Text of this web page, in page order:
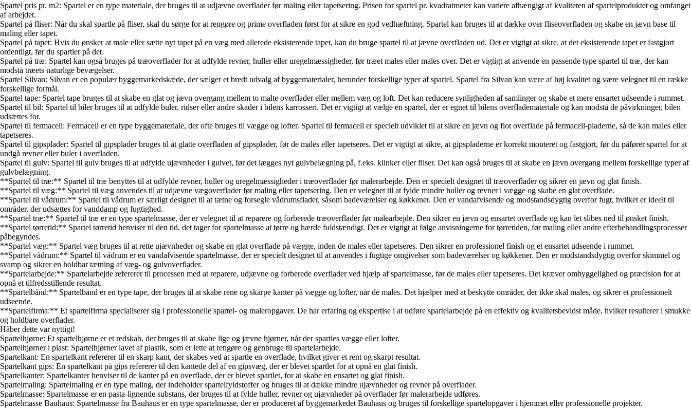
Spartel pris pr. m2: Spartel er en type materiale, der bruges til at udjævne overflader før maling eller tapetsering. Prisen for spartel pr. kvadratmeter kan variere afhængigt af kvaliteten af spartelproduktet og omfanget
af arbejdet.
Spartel på fliser: Når du skal spartle på fliser, skal du sørge for at rengøre og prime overfladen først for at sikre en god vedhæftning. Spartel kan bruges til at dække over fliseoverfladen og skabe en jævn base til
maling eller tapet.
Spartel på tapet: Hvis du ønsker at male eller sætte nyt tapet på en væg med allerede eksisterende tapet, kan du bruge spartel til at jævne overfladen ud. Det er vigtigt at sikre, at det eksisterende tapet er fastgjort
ordentligt, før du spartler på det.
Spartel på træ: Spartel kan også bruges på træoverflader for at udfylde revner, huller eller uregelmæssigheder, før træet males eller males over. Det er vigtigt at anvende en passende type spartel til træ, der kan
modstå træets naturlige bevægelser.
Spartel Silvan: Silvan er en populær byggemarkedskæde, der sælger et bredt udvalg af byggematerialer, herunder forskellige typer af spartel. Spartel fra Silvan kan være af høj kvalitet og være velegnet til en række
forskellige formål.
Spartel tape: Spartel tape bruges til at skabe en glat og jævn overgang mellem to malte overflader eller mellem væg og loft. Det kan reducere synligheden af samlinger og skabe et mere ensartet udseende i rummet.
Spartel til bil: Spartel til biler bruges til at udfylde buler, ridser eller andre skader i bilens karrosseri. Det er vigtigt at vælge en spartel, der er egnet til bilens overflademateriale og kan modstå de påvirkninger, bilen
udsættes for.
Spartel til fermacell: Fermacell er en type byggemateriale, der ofte bruges til vægge og lofter. Spartel til fermacell er specielt udviklet til at sikre en jævn og flot overflade på fermacell-pladerne, så de kan males eller
tapetseres.
Spartel til gipsplader: Spartel til gipsplader bruges til at glatte overfladen af gipsplader, før de males eller tapetseres. Det er vigtigt at sikre, at gipspladerne er korrekt monteret og fastgjort, før du påfører spartel for at
undgå revner eller buler i overfladen.
Spartel til gulv: Spartel til gulv bruges til at udfylde ujævnheder i gulvet, før det lægges nyt gulvbelægning på, f.eks. klinker eller fliser. Det kan også bruges til at skabe en jævn overgang mellem forskellige typer af
gulvbelægning.
**Spartel til træ:** Spartel til træ benyttes til at udfylde revner, huller og uregelmæssigheder i træoverflader før malerarbejde. Den er specielt designet til træoverflader og sikrer en jævn og glat finish.
**Spartel til væg:** Spartel til væg anvendes til at udjævne vægoverflader før maling eller tapetsering. Den er velegnet til at fylde mindre huller og revner i vægge og skabe en glat overflade.
**Spartel til vådrum:** Spartel til vådrum er særligt designet til at tætne og forsegle vådrumsflader, såsom badeværelser og køkkener. Den er vandafvisende og modstandsdygtig overfor fugt, hvilket er ideelt til
områder, der udsættes for vanddamp og fugtighed.
**Spartel træ:** Spartel til træ er en type spartelmasse, der er velegnet til at reparere og forberede træoverflader før malearbejde. Den sikrer en jævn og ensartet overflade og kan let slibes ned til ønsket finish.
**Spartel tørretid:** Spartel tørretid henviser til den tid, det tager for spartelmasse at tørre og hærde fuldstændigt. Det er vigtigt at følge anvisningerne for tørretiden, før maling eller andre efterbehandlingsprocesser
påbegyndes.
**Spartel væg:** Spartel væg bruges til at rette ujævnheder og skabe en glat overflade på vægge, inden de males eller tapetseres. Den sikrer en professionel finish og et ensartet udseende i rummet.
**Spartel vådrum:** Spartel til vådrum er en vandafvisende spartelmasse, der er specielt designet til at anvendes i fugtige omgivelser som badeværelser og køkkener. Den er modstandsdygtig overfor skimmel og
svamp og sikrer en holdbar tætning af væg- og gulvoverflader.
**Spartelarbejde:** Spartelarbejde refererer til processen med at reparere, udjævne og forberede overflader ved hjælp af spartelmasse, før de males eller tapetseres. Det kræver omhyggelighed og præcision for at
opnå et tilfredsstillende resultat.
**Spartelbånd:** Spartelbånd er en type tape, der bruges til at skabe rene og skarpe kanter på vægge og lofter, når de males. Det hjælper med at beskytte områder, der ikke skal males, og sikrer et professionelt
udseende.
**Spartelfirma:** Et spartelfirma specialiserer sig i professionelle spartel- og maleropgaver. De har erfaring og ekspertise i at udføre spartelarbejde på en effektiv og kvalitetsbevidst måde, hvilket resulterer i smukke
og holdbare overflader.
Håber dette var nyttigt!
Spartelhjørne: Et spartelhjørne er et redskab, der bruges til at skabe lige og jævne hjørner, når der spartles vægge eller lofter.
Spartelhjørner i plast: Spartelhjørner lavet af plastik, som er lette at rengøre og genbruge til spartelarbejde.
Spartelkant: En spartelkant refererer til en skarp kant, der skabes ved at spartle en overflade, hvilket giver et rent og skarpt resultat.
Spartelkant gips: En spartelkant på gips refererer til den kantede del af en gipsvæg, der er blevet spartlet for at opnå en glat finish.
Spartelkanter: Spartelkanter henviser til de kanter på en overflade, der er blevet spartlet, for at skabe en ensartet og glat finish.
Spartelmaling: Spartelmaling er en type maling, der indeholder spartelfyldstoffer og bruges til at dække mindre ujævnheder og revner på overflader.
Spartelmasse: Spartelmasse er en pasta-lignende substans, der bruges til at fylde huller, revner og ujævnheder på overflader før malerarbejde udføres.
Spartelmasse Bauhaus: Spartelmasse fra Bauhaus er en type spartelmasse, der er produceret af byggemarkedet Bauhaus og bruges til forskellige spartelopgaver i hjemmet eller professionelle projekter.